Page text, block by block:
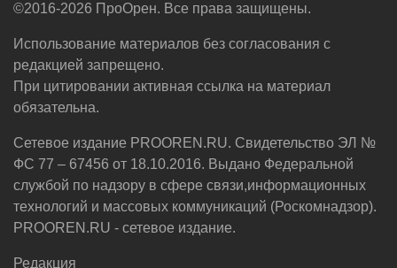
©2016-2026 ПроОрен. Все права защищены.
Использование материалов без согласования с
редакцией запрещено.
При цитировании активная ссылка на материал
обязательна.
Сетевое издание PROOREN.RU. Свидетельство ЭЛ №
ФС 77 – 67456 от 18.10.2016. Выдано Федеральной
службой по надзору в сфере связи,информационных
технологий и массовых коммуникаций (Роскомнадзор).
PROOREN.RU - сетевое издание.
Редакция